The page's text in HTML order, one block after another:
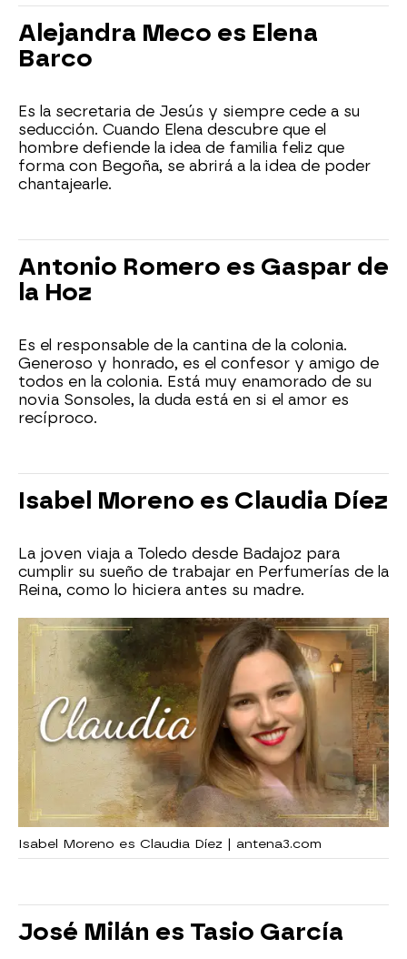
Alejandra Meco es Elena
Barco
Es la secretaria de Jesús y siempre cede a su
seducción. Cuando Elena descubre que el
hombre defiende la idea de familia feliz que
forma con Begoña, se abrirá a la idea de poder
chantajearle.
Antonio Romero es Gaspar de
la Hoz
Es el responsable de la cantina de la colonia.
Generoso y honrado, es el confesor y amigo de
todos en la colonia. Está muy enamorado de su
novia Sonsoles, la duda está en si el amor es
recíproco.
Isabel Moreno es Claudia Díez
La joven viaja a Toledo desde Badajoz para
cumplir su sueño de trabajar en Perfumerías de la
Reina, como lo hiciera antes su madre.
Isabel Moreno es Claudia Díez | antena3.com
José Milán es Tasio García